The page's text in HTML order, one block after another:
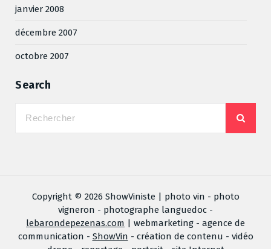
janvier 2008
décembre 2007
octobre 2007
Search
Copyright © 2026 ShowViniste | photo vin - photo
vigneron - photographe languedoc -
lebarondepezenas.com | webmarketing - agence de
communication - ShowVin - création de contenu - vidéo